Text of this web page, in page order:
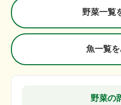
野菜一覧
魚一覧
野菜の